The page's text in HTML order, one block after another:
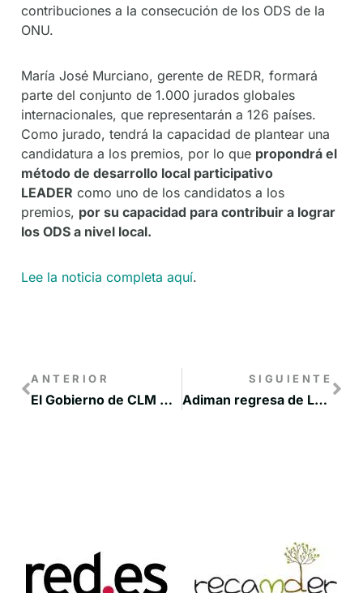
contribuciones a la consecución de los ODS de la
ONU.
María José Murciano, gerente de REDR, formará
parte del conjunto de 1.000 jurados globales
internacionales, que representarán a 126 países.
Como jurado, tendrá la capacidad de plantear una
candidatura a los premios, por lo que propondrá el
método de desarrollo local participativo
LEADER como uno de los candidatos a los
premios, por su capacidad para contribuir a lograr
los ODS a nivel local.
Lee la noticia completa aquí.
ANTERIOR
El Gobierno de CLM muestra en Letonia sus medidas contra la despoblación
SIGUIENTE
Adiman regresa de Letonia con muy buenas expectativas para el proyecto DeCoDe